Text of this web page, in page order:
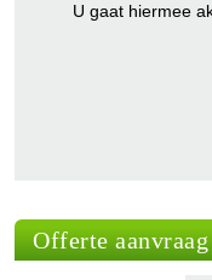
U gaat hiermee
Offerte